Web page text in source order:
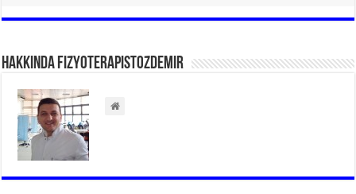
Hakkında Fizyoterapistozdemir